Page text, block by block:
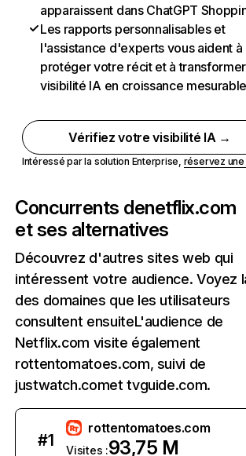
apparaissent dans ChatGPT
Les rapports personnalisables et
l'assistance d'experts vous aident à
protéger votre récit et à
visibilité IA en croissance
Vérifiez votre visibilité IA →
Intéressé par la solution Enterprise, réservez
Concurrents denetflix.com
et ses alternatives
Découvrez d'autres sites web qui
intéressent votre audience. Voyez
des domaines que les utilisateurs
consultent ensuiteL'audience de
Netflix.com visite également
rottentomatoes.com, suivi de
justwatch.comet tvguide.com.
#1
rottentomatoes.com
Visites :93,75 M